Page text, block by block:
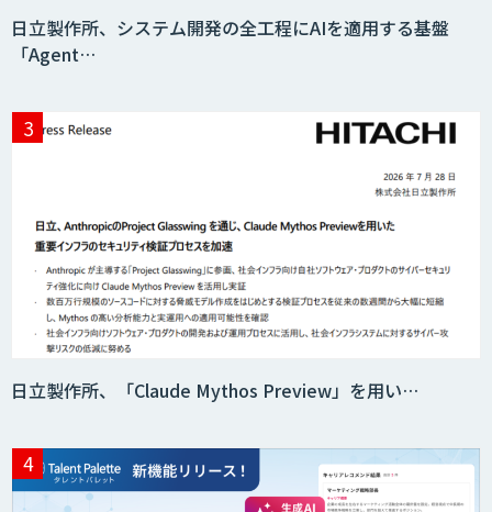
Acompany セキュアチャット
AI価格調査ツールSmapra
secondz Agentsense
Smart Search
日立製作所、システム開発の全工程にAIを適用する基盤
「Agent…
日立製作所、「Claude Mythos Preview」を用い…